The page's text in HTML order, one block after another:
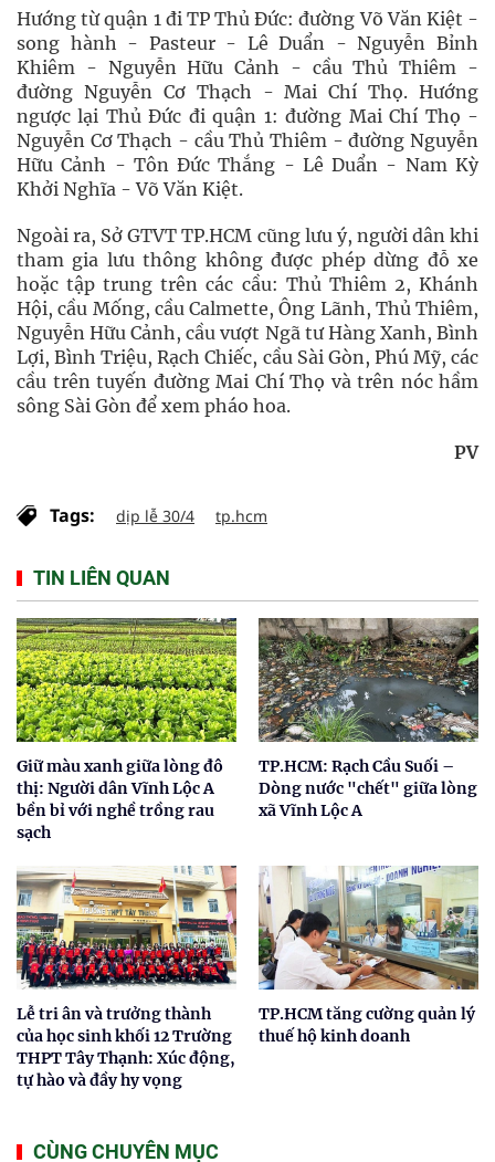
Hướng từ quận 1 đi TP Thủ Đức: đường Võ Văn Kiệt -
song hành - Pasteur - Lê Duẩn - Nguyễn Bỉnh
Khiêm - Nguyễn Hữu Cảnh - cầu Thủ Thiêm -
đường Nguyễn Cơ Thạch - Mai Chí Thọ. Hướng
ngược lại Thủ Đức đi quận 1: đường Mai Chí Thọ -
Nguyễn Cơ Thạch - cầu Thủ Thiêm - đường Nguyễn
Hữu Cảnh - Tôn Đức Thắng - Lê Duẩn - Nam Kỳ
Khởi Nghĩa - Võ Văn Kiệt.
Ngoài ra, Sở GTVT TP.HCM cũng lưu ý, người dân khi
tham gia lưu thông không được phép dừng đỗ xe
hoặc tập trung trên các cầu: Thủ Thiêm 2, Khánh
Hội, cầu Mống, cầu Calmette, Ông Lãnh, Thủ Thiêm,
Nguyễn Hữu Cảnh, cầu vượt Ngã tư Hàng Xanh, Bình
Lợi, Bình Triệu, Rạch Chiếc, cầu Sài Gòn, Phú Mỹ, các
cầu trên tuyến đường Mai Chí Thọ và trên nóc hầm
sông Sài Gòn để xem pháo hoa.
PV
Tags: dịp lễ 30/4 tp.hcm
TIN LIÊN QUAN
Giữ màu xanh giữa lòng đô
thị: Người dân Vĩnh Lộc A
bền bỉ với nghề trồng rau
sạch
TP.HCM: Rạch Cầu Suối –
Dòng nước "chết" giữa lòng
xã Vĩnh Lộc A
Lễ tri ân và trưởng thành
của học sinh khối 12 Trường
THPT Tây Thạnh: Xúc động,
tự hào và đầy hy vọng
TP.HCM tăng cường quản lý
thuế hộ kinh doanh
CÙNG CHUYÊN MỤC